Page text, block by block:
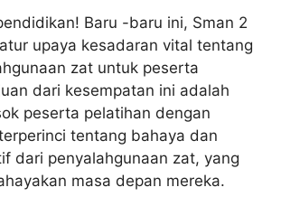
Baru -baru ini, Sman 2
upaya kesadaran vital tentang
zat untuk peserta
dari kesempatan ini adalah
peserta pelatihan dengan
tentang bahaya dan
dari penyalahgunaan zat, yang
masa depan mereka.